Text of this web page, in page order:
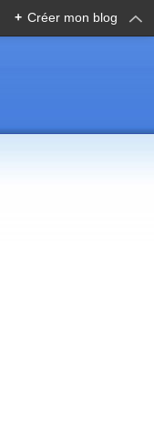
+ Créer mon blog